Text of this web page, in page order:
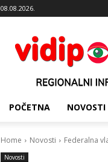
08.08.2026.
POČETNA NOVOSTI
Home Novosti Federalna
Novosti